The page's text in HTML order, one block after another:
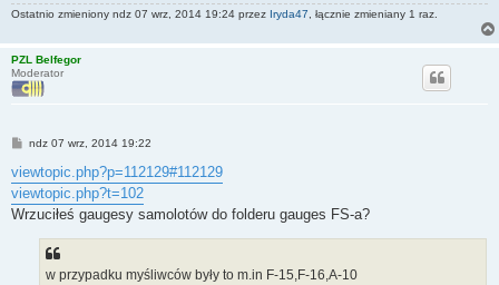
Ostatnio zmieniony ndz 07 wrz, 2014 19:24 przez Iryda47 , łącznie zmieniany 1 raz.
PZL Belfegor
Moderator
P
s
t
ndz 07 wrz, 2014 19:22
viewtopic.php?p=112129#112129
viewtopic.php?t=102
Wrzuciłeś gaugesy samolotów do folderu gauges FS-a?
w przypadku myśliwców były to m.in F-15,F-16,A-10